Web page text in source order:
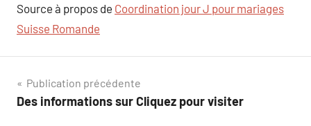
Source à propos de Coordination jour J pour mariages
Suisse Romande
Navigation
de
Publication précédente
Des informations sur Cliquez pour visiter